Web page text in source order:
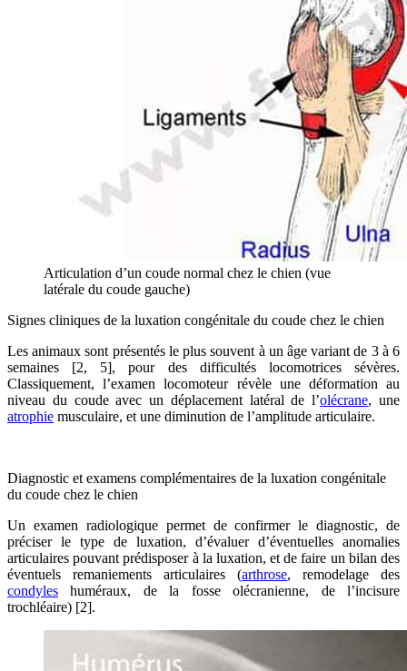
Articulation d’un coude normal chez le chien (vue
latérale du coude gauche)
Signes cliniques de la luxation congénitale du coude chez le chien
Les animaux sont présentés le plus souvent à un âge variant de 3 à 6
semaines [2, 5], pour des difficultés locomotrices sévères.
Classiquement, l’examen locomoteur révèle une déformation au
niveau du coude avec un déplacement latéral de l’olécrane, une
atrophie musculaire, et une diminution de l’amplitude articulaire.
Diagnostic et examens complémentaires de la luxation congénitale
du coude chez le chien
Un examen radiologique permet de confirmer le diagnostic, de
préciser le type de luxation, d’évaluer d’éventuelles anomalies
articulaires pouvant prédisposer à la luxation, et de faire un bilan des
éventuels remaniements articulaires (arthrose, remodelage des
condyles huméraux, de la fosse olécranienne, de l’incisure
trochléaire) [2].